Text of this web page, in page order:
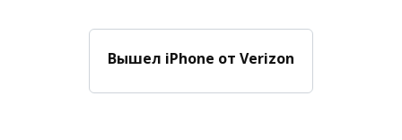
Вышел iPhone от Verizon